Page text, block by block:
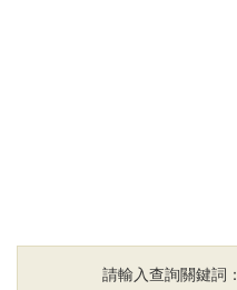
請輸入查詢關鍵詞：